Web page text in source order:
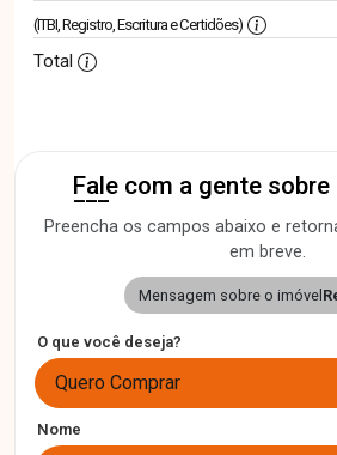
(ITBI, Registro, Escritura e Certidões)
Total
Fale com a gente
Preencha os campos abaixo e
em breve.
Mensagem sobre o imóvel
O que você deseja?
Quero Comprar
Nome